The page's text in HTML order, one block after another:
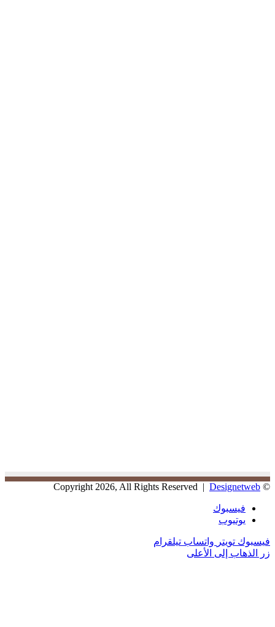
© Copyright 2026, All Rights Reserved |
Designetweb
فيسبوك
يوتيوب
فيسبوك تويتر واتساب تيلقرام
زر الذهاب إلى الأعلى